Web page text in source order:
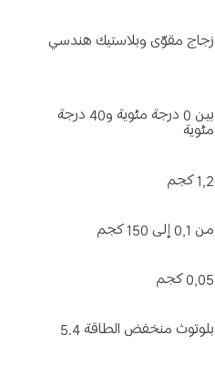
زجاج مقوّى وبلاستيك هندسي
بين 0 درجة مئوية و40 درجة
مئوية
1,2 كجم
من 0,1 إلى 150 كجم
0,05 كجم
بلوتوث منخفض الطاقة 5.4